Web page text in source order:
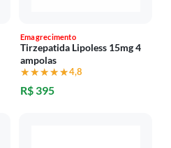
Emagrecimento
Tirzepatida Lipoless 15mg 4
ampolas
★★★★★
★★★★★4,8
R$ 395